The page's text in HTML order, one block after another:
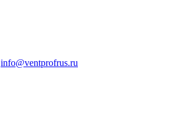
info@ventprofrus.ru